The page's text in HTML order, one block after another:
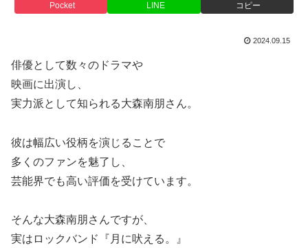
Pocket LINE コピー
2024.09.15
俳優として数々のドラマや
映画に出演し、
実力派として知られる大森南朋さん。
彼は幅広い役柄を演じることで
多くのファンを魅了し、
芸能界でも高い評価を受けています。
そんな大森南朋さんですが、
実はロックバンド『月に吠える。』